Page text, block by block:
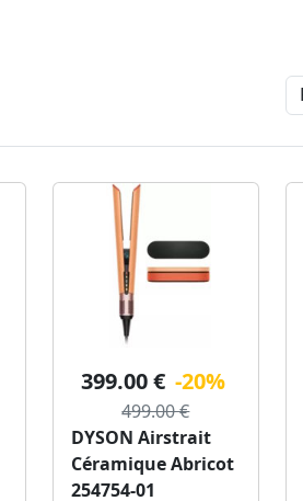
399.00 € -20%
499.00 €
DYSON Airstrait
Céramique Abricot
254754-01